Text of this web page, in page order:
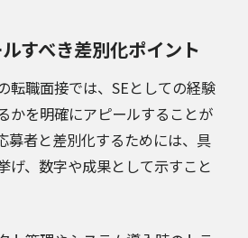
すべき差別化ポイント
転職面接では、SEとしての経験
かを明確にアピールすることが
募者と差別化するためには、具
げ、数字や成果として示すこと